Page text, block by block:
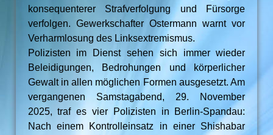
konsequenterer Strafverfolgung und Fürsorge
verfolgen. Gewerkschafter Ostermann warnt vor
Verharmlosung des Linksextremismus.
Polizisten im Dienst sehen sich immer wieder
Beleidigungen, Bedrohungen und körperlicher
Gewalt in allen möglichen Formen ausgesetzt. Am
vergangenen Samstagabend, 29. November
2025, traf es vier Polizisten in Berlin-Spandau:
Nach einem Kontrolleinsatz in einer Shishabar